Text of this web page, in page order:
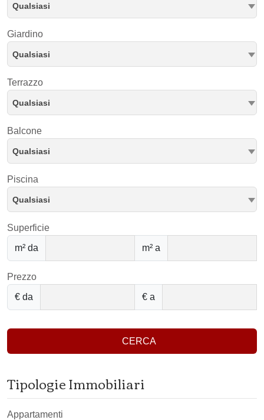
Qualsiasi
Giardino
Qualsiasi
Terrazzo
Qualsiasi
Balcone
Qualsiasi
Piscina
Qualsiasi
Superficie
m² da
m² a
Prezzo
€ da
€ a
CERCA
Tipologie Immobiliari
Appartamenti